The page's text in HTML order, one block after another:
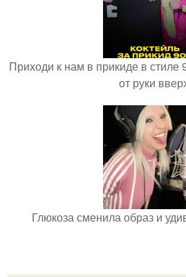
Приходи к нам в прикиде в стиле
от руки
Глюкоза сменила образ и